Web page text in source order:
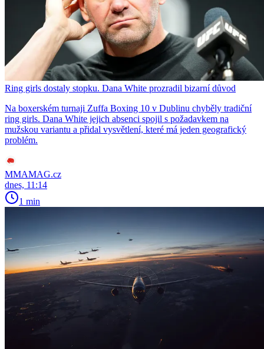
Ring girls dostaly stopku. Dana White prozradil bizarní důvod
Na boxerském turnaji Zuffa Boxing 10 v Dublinu chyběly tradiční
ring girls. Dana White jejich absenci spojil s požadavkem na
mužskou variantu a přidal vysvětlení, které má jeden geografický
problém.
MMAMAG.cz
dnes, 11:14
1 min